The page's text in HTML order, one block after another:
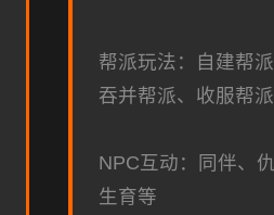
帮派玩法：自建帮派
吞并帮派、收服帮
NPC互动：同伴、
生育等